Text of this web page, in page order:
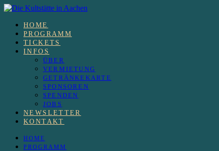
HOME
PROGRAMM
TICKETS
INFOS
ÜBER
VERMIETUNG
GETRÄNKEKARTE
SPONSOREN
SPENDEN
JOBS
NEWSLETTER
KONTAKT
HOME
PROGRAMM